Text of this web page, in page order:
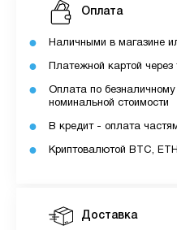
Максимальна сума
вашому доступному
З боку ПУМБ немає
чи прихованих
Вартість пристрою це
MyCloudStore.
Доставка
Оплата
Наличными в магазине
Платежной картой
Оплата по
номинальной стоимости
В кредит - оплата
Криптовалютой BTC, ETH